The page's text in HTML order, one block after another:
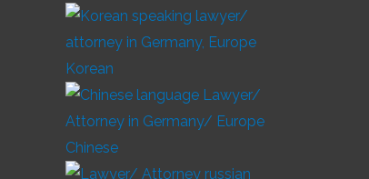
Korean
Chinese